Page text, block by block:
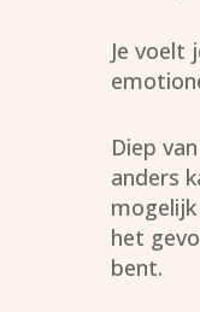
Je voelt
Diep
anders
het
bent.